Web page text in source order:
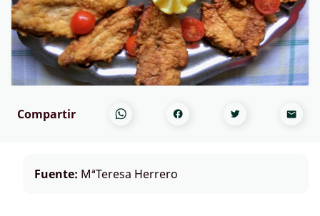
Compartir
Fuente: MªTeresa Herrero